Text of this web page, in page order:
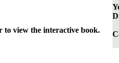
to view the interactive book.